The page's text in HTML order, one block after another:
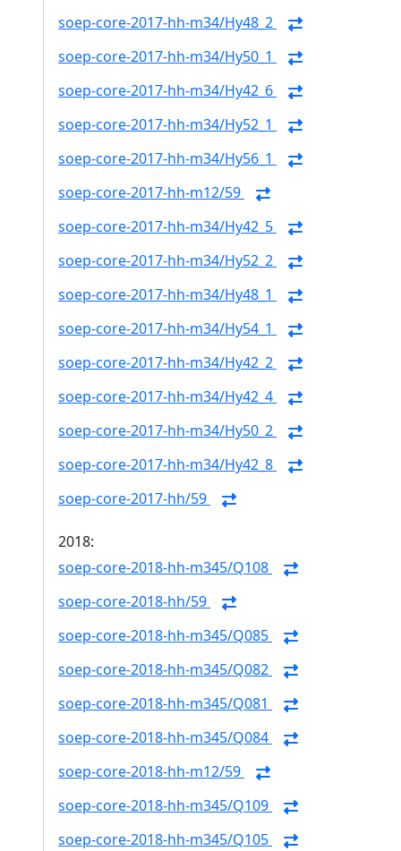
soep-core-2017-hh-m34/Hy48_2
soep-core-2017-hh-m34/Hy50_1
soep-core-2017-hh-m34/Hy42_6
soep-core-2017-hh-m34/Hy52_1
soep-core-2017-hh-m34/Hy56_1
soep-core-2017-hh-m12/59
soep-core-2017-hh-m34/Hy42_5
soep-core-2017-hh-m34/Hy52_2
soep-core-2017-hh-m34/Hy48_1
soep-core-2017-hh-m34/Hy54_1
soep-core-2017-hh-m34/Hy42_2
soep-core-2017-hh-m34/Hy42_4
soep-core-2017-hh-m34/Hy50_2
soep-core-2017-hh-m34/Hy42_8
soep-core-2017-hh/59
2018:
soep-core-2018-hh-m345/Q108
soep-core-2018-hh/59
soep-core-2018-hh-m345/Q085
soep-core-2018-hh-m345/Q082
soep-core-2018-hh-m345/Q081
soep-core-2018-hh-m345/Q084
soep-core-2018-hh-m12/59
soep-core-2018-hh-m345/Q109
soep-core-2018-hh-m345/Q105